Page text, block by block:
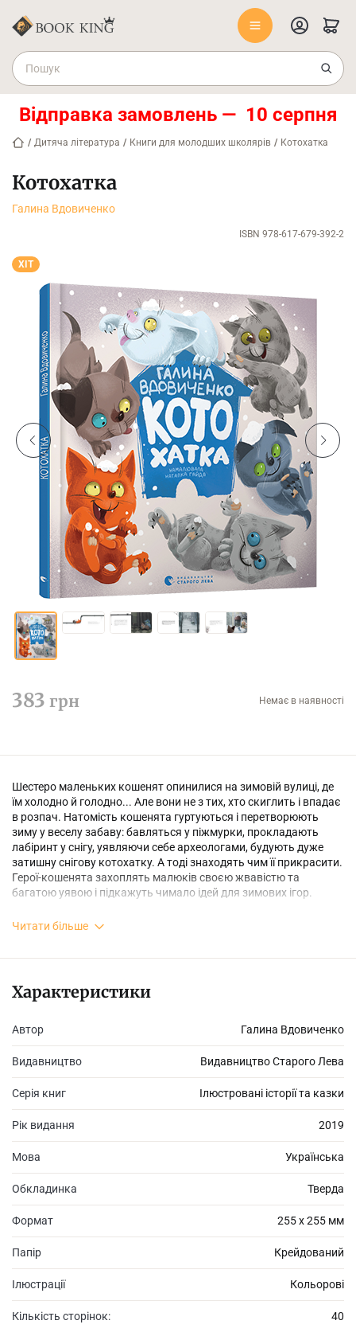
Відправка замовлень — 10 серпня
/ Дитяча література / Книги для молодших школярів / Котохатка
Котохатка
Галина Вдовиченко
ISBN 978-617-679-392-2
ХІТ
383 грн Немає в наявності
Шестеро маленьких кошенят опинилися на зимовій вулиці, де
їм холодно й голодно... Але вони не з тих, хто скиглить і впадає
в розпач. Натомість кошенята гуртуються і перетворюють
зиму у веселу забаву: бавляться у піжмурки, прокладають
лабіринт у снігу, уявляючи себе археологами, будують дуже
затишну снігову котохатку. А тоді знаходять чим її прикрасити.
Герої-кошенята захоплять малюків своєю жвавістю та
багатою уявою і підкажуть чимало ідей для зимових ігор.
невдовзі кошенята знайдуть собі велику котячу родину – і це
вже будуть пригоди 36 і 6 котів.
Читати більше
Характеристики
Автор Галина Вдовиченко
Видавництво Видавництво Старого Лева
Серія книг Ілюстровані історії та казки
Рік видання 2019
Мова Українська
Обкладинка Тверда
Формат 255 х 255 мм
Папір Крейдований
Ілюстрації Кольорові
Кількість сторінок: 40